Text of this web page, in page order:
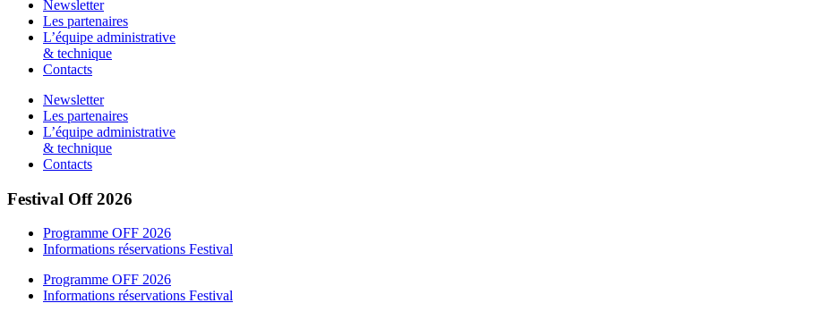
Newsletter
Les partenaires
L’équipe administrative
& technique
Contacts
Newsletter
Les partenaires
L’équipe administrative
& technique
Contacts
Festival Off 2026
Programme OFF 2026
Informations réservations Festival
Programme OFF 2026
Informations réservations Festival